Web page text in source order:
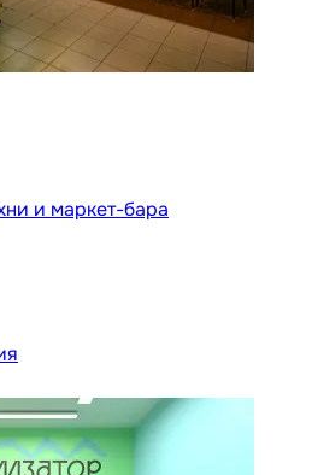
и маркет-бара